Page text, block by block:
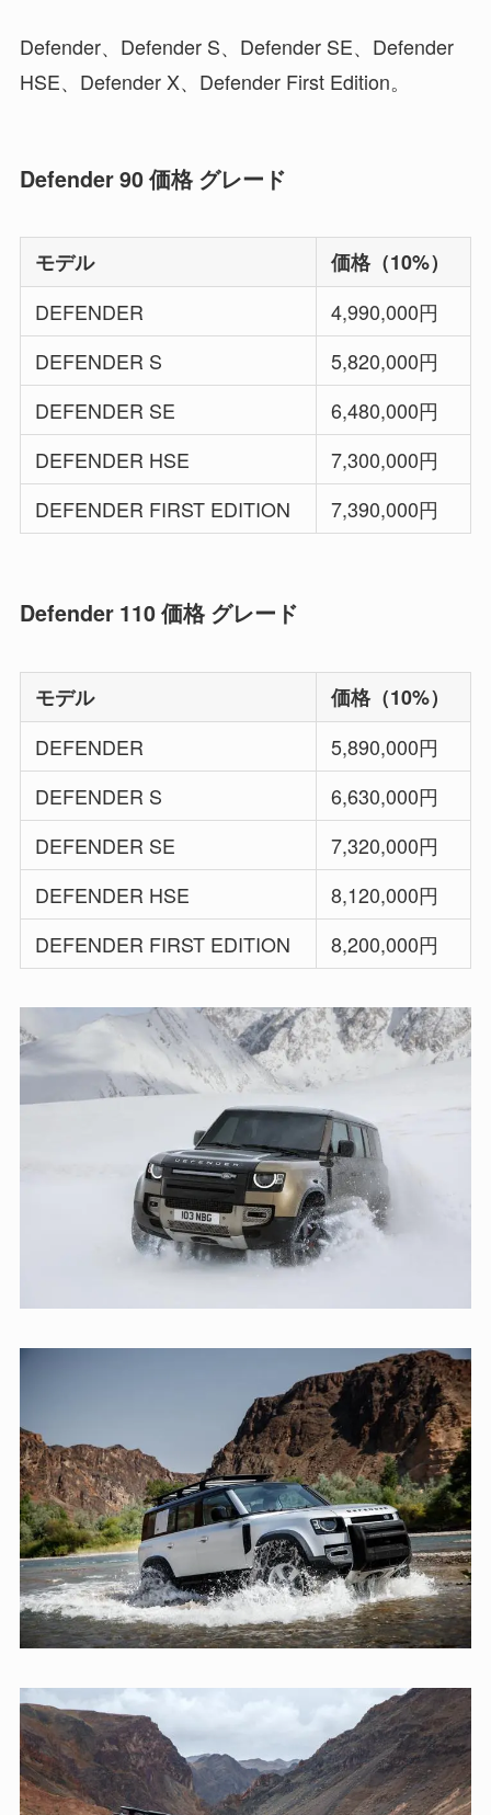
Defender、Defender S、Defender SE、Defender
HSE、Defender X、Defender First Edition。
Defender 90 価格 グレード
モデル
価格（10%）
DEFENDER
4,990,000円
DEFENDER S
5,820,000円
DEFENDER SE
6,480,000円
DEFENDER HSE
7,300,000円
DEFENDER FIRST EDITION
7,390,000円
Defender 110 価格 グレード
モデル
価格（10%）
DEFENDER
5,890,000円
DEFENDER S
6,630,000円
DEFENDER SE
7,320,000円
DEFENDER HSE
8,120,000円
DEFENDER FIRST EDITION
8,200,000円